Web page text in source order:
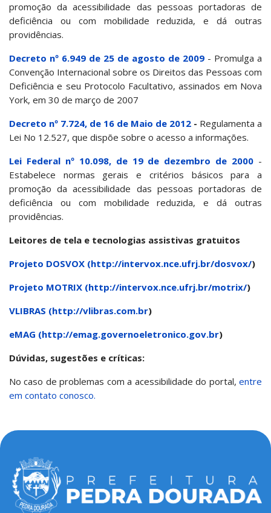
promoção da acessibilidade das pessoas portadoras de
deficiência ou com mobilidade reduzida, e dá outras
providências.
Decreto nº 6.949 de 25 de agosto de 2009 - Promulga a
Convenção Internacional sobre os Direitos das Pessoas com
Deficiência e seu Protocolo Facultativo, assinados em Nova
York, em 30 de março de 2007
Decreto nº 7.724, de 16 de Maio de 2012 - Regulamenta a
Lei No 12.527, que dispõe sobre o acesso a informações.
Lei Federal nº 10.098, de 19 de dezembro de 2000 -
Estabelece normas gerais e critérios básicos para a
promoção da acessibilidade das pessoas portadoras de
deficiência ou com mobilidade reduzida, e dá outras
providências.
Leitores de tela e tecnologias assistivas gratuitos
Projeto DOSVOX (http://intervox.nce.ufrj.br/dosvox/)
Projeto MOTRIX (http://intervox.nce.ufrj.br/motrix/)
VLIBRAS (http://vlibras.com.br)
eMAG (http://emag.governoeletronico.gov.br)
Dúvidas, sugestões e críticas:
No caso de problemas com a acessibilidade do portal, entre
em contato conosco.